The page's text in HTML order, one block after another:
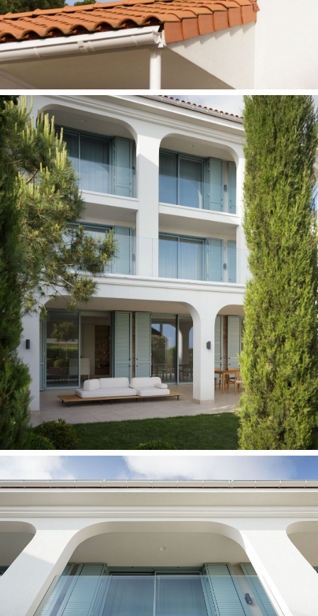
Время начать создавать Ваше
уникальное пространство
вместе!
Вы готовы?
Бесплатная консультация